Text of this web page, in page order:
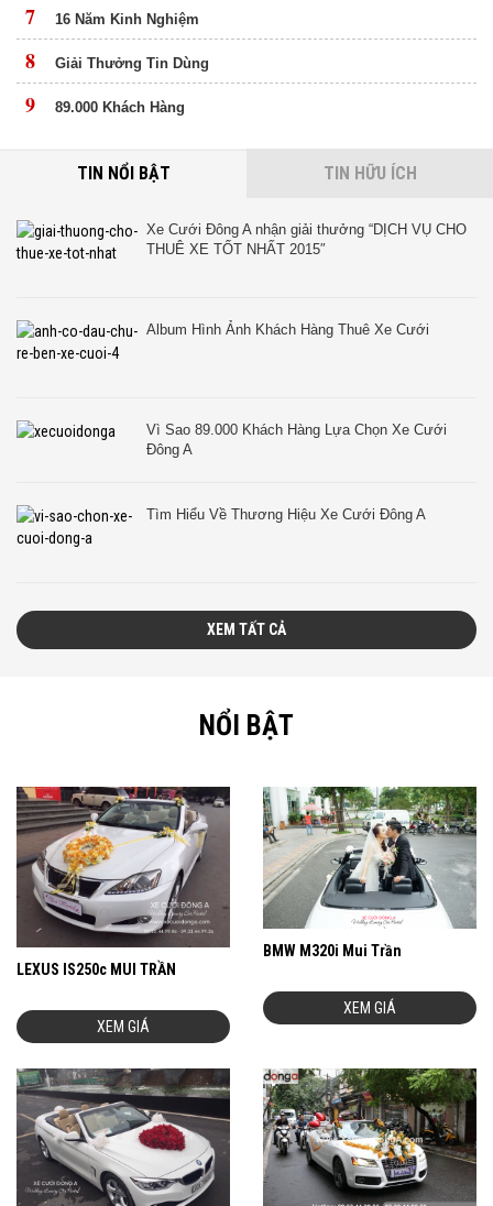
7 16 Năm Kinh Nghiệm
8 Giải Thưởng Tin Dùng
9 89.000 Khách Hàng
TIN NỔI BẬT TIN HỮU ÍCH
Xe Cưới Đông A nhận giải thưởng “DỊCH VỤ CHO
THUÊ XE TỐT NHẤT 2015″
Album Hình Ảnh Khách Hàng Thuê Xe Cưới
Vì Sao 89.000 Khách Hàng Lựa Chọn Xe Cưới
Đông A
Tìm Hiểu Về Thương Hiệu Xe Cưới Đông A
XEM TẤT CẢ
NỔI BẬT
LEXUS IS250c MUI TRẦN
XEM GIÁ
BMW M320i Mui Trần
XEM GIÁ